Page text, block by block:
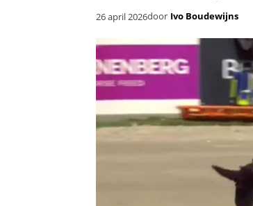
26 april 2026door Ivo Boudewijns